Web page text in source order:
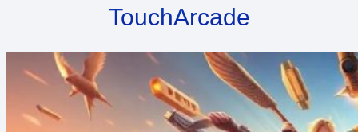
TouchArcade